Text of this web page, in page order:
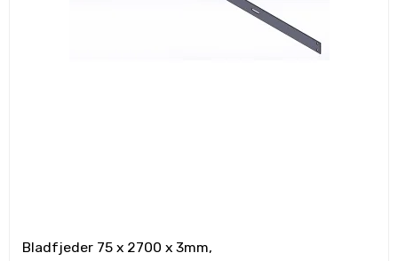
Bladfjeder 75 x 2700 x 3mm,